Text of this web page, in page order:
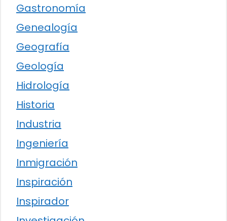
Gastronomía
Genealogía
Geografía
Geología
Hidrología
Historia
Industria
Ingeniería
Inmigración
Inspiración
Inspirador